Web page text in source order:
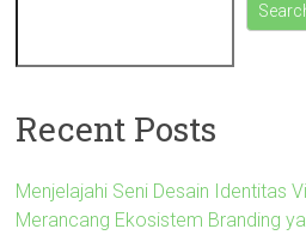
Recent Posts
Menjelajahi Seni Desain Identitas
Merancang Ekosistem Branding